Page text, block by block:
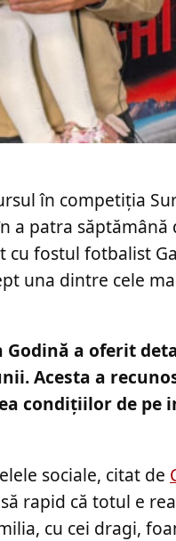
în competiția
a patra
fostul fotbalist
una dintre cele
a oferit
Acesta a
condițiilor de pe
sociale, citat de
rapid că totul e
cu cei dragi,